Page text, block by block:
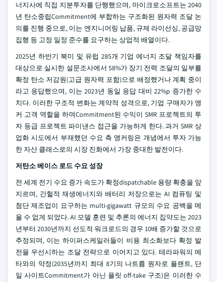
너지사에 직접 지분투자를 단행했으며, 마이크로소프트는 2040
년 탄소중립Commitment에 부합하는 구조화된 원자력 조달 논
의를 진행 중으로, 이는 엔지니어링 납품, 규제 라이선싱, 공급망
집행 등 고정 일정 준수를 요구하는 상업적 배열이다.
2025년 하반기 북미 및 유럽 285개 기업 에너지 조달 책임자를
대상으로 실시한 설문조사에서 58%가 장기 전력 조달의 일부를
확정 탄소 저감원(고급 원자력 포함)으로 배정했거나 계획 중이
라고 응답했으며, 이는 2023년 동일 응답 대비 22%p 증가한 수
치다. 이러한 구조적 변화는 계약적 성격으로, 기업 구매자가 앵
커 고객 역할을 하며Commitment된 수익이 SMR 프로젝트의 투
자 등급 프로젝트 파이낸스 접근을 가능하게 한다. 과거 SMR 상
업화 시도에서 부재했던 수요 측 앵커링은 개념에서 투자 가능
한 자산 클래스로의 시장 진화에서 가장 중대한 발전이다.
저탄소 베이스 로드 수요 성장
전 세계 전기 수요 증가 속도가 확정dispatchable 용량 확충을 앞
지르며, 간헐적 재생에너지와 배터리 저장으로는 AI 컴퓨팅 및
첨단 제조업이 요구하는 multi-gigawatt 규모의 수요 공백을 메
울 수 없게 되었다. AI 모델 훈련 및 추론의 에너지 집약도는 2023
년부터 2030년까지 선도적 워크로드의 경우 10배 증가할 것으로
추정되며, 이는 하이퍼스케일러들이 비용 최소화보다 확정 발
전을 우선시하는 조달 전략으로 이어지고 있다. 테라파워의 메
타와의 약정(2035년까지 최대 8기의 나트륨 원자로 플랜트, 단
일 사이트Commitment가 아닌 플릿 off-take 구조)은 이러한 수